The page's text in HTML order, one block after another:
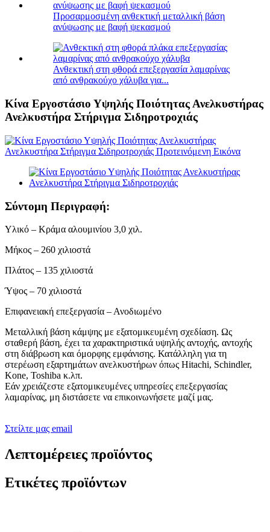
Προσαρμοσμένη ανθεκτική μεταλλική βάση
ανύψωσης με βαφή ψεκασμού
Ανθεκτική στη φθορά επεξεργασία λαμαρίνας
από ανθρακούχο χάλυβα για...
Κίνα Εργοστάσιο Υψηλής Ποιότητας Ανελκυστήρας
Ανελκυστήρα Στήριγμα Σιδηροτροχιάς
Σύντομη Περιγραφή:
Υλικό – Κράμα αλουμινίου 3,0 χιλ.
Μήκος – 260 χιλιοστά
Πλάτος – 135 χιλιοστά
Ύψος – 70 χιλιοστά
Επιφανειακή επεξεργασία – Ανοδιωμένο
Μεταλλική βάση κάμψης με εξατομικευμένη σχεδίαση. Ως
σταθερή βάση, έχει τα χαρακτηριστικά υψηλής αντοχής, αντοχής
στη διάβρωση και όμορφης εμφάνισης. Κατάλληλη για τη
στερέωση εξαρτημάτων ανελκυστήρων όπως Hitachi, Schindler,
Kone, Toshiba κ.λπ.
Εάν χρειάζεστε εξατομικευμένες υπηρεσίες επεξεργασίας
λαμαρίνας, μη διστάσετε να επικοινωνήσετε μαζί μας.
Στείλτε μας email
Λεπτομέρειες προϊόντος
Ετικέτες προϊόντων